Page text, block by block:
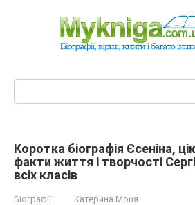
Коротка біографія Єсеніна,
факти життя і творчості
всіх класів
Біографії Катерина Моця